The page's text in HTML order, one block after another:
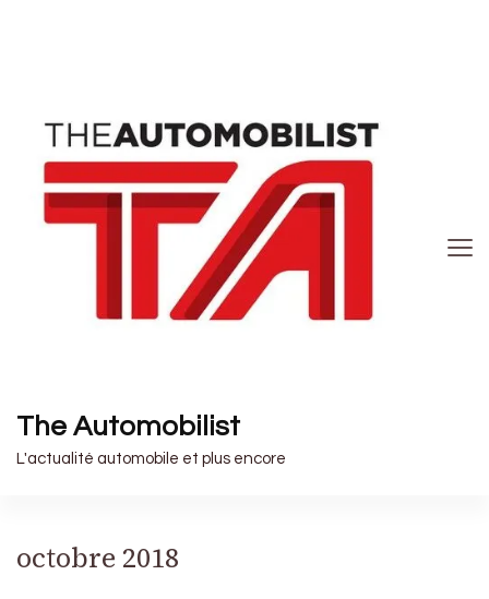
The Automobilist
L'actualité automobile et plus encore
octobre 2018